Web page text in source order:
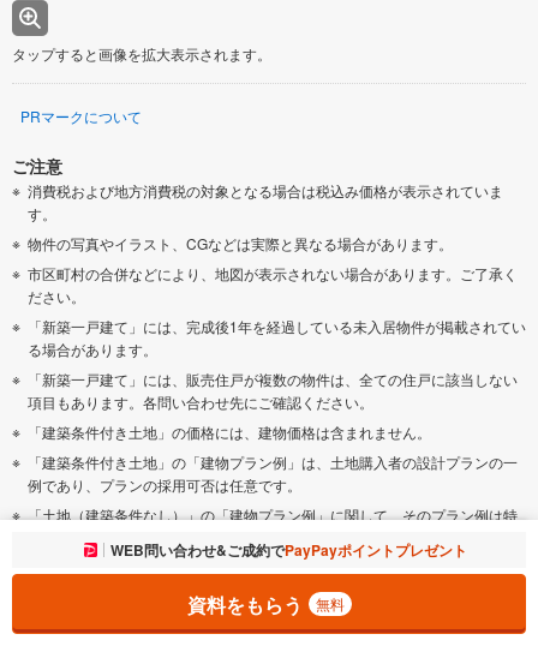
タップすると画像を拡大表示されます。
PRマークについて
ご注意
消費税および地方消費税の対象となる場合は税込み価格が表示されていま
す。
物件の写真やイラスト、CGなどは実際と異なる場合があります。
市区町村の合併などにより、地図が表示されない場合があります。ご了承く
ださい。
「新築一戸建て」には、完成後1年を経過している未入居物件が掲載されてい
る場合があります。
「新築一戸建て」には、販売住戸が複数の物件は、全ての住戸に該当しない
項目もあります。各問い合わせ先にご確認ください。
「建築条件付き土地」の価格には、建物価格は含まれません。
「建築条件付き土地」の「建物プラン例」は、土地購入者の設計プランの一
例であり、プランの採用可否は任意です。
「土地（建築条件なし）」の「建物プラン例」に関して、そのプラン例は特
のものが同価格で建てられるとは限りません。また、建築請負会社を特定す
お客様が入力する個人情報を含むお問い合わせデータは、当該物件の取扱会
社に送信され、そこで管理されます。
お気に入りに追加しました。 一覧を開く
WEB問い合わせ&ご成約でPayPayポイントプレゼント
資料をもらう 無料